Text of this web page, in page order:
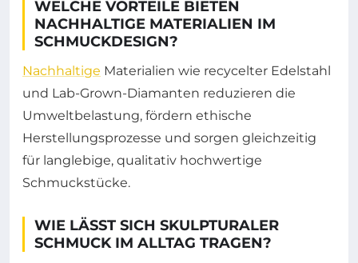
WELCHE VORTEILE BIETEN
NACHHALTIGE MATERIALIEN IM
SCHMUCKDESIGN?
Nachhaltige Materialien wie recycelter Edelstahl
und Lab-Grown-Diamanten reduzieren die
Umweltbelastung, fördern ethische
Herstellungsprozesse und sorgen gleichzeitig
für langlebige, qualitativ hochwertige
Schmuckstücke.
WIE LÄSST SICH SKULPTURALER
SCHMUCK IM ALLTAG TRAGEN?